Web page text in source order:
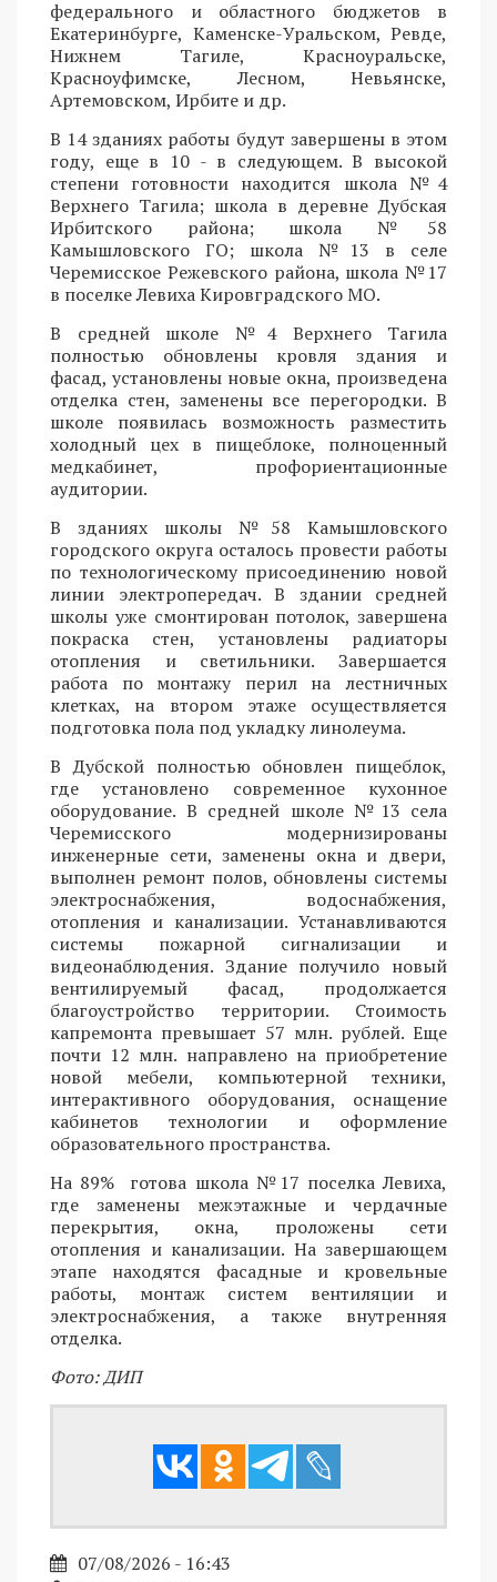
федерального и областного бюджетов в
Екатеринбурге, Каменске-Уральском, Ревде,
Нижнем Тагиле, Красноуральске,
Красноуфимске, Лесном, Невьянске,
Артемовском, Ирбите и др.
В 14 зданиях работы будут завершены в этом
году, еще в 10 - в следующем. В высокой
степени готовности находится школа №4
Верхнего Тагила; школа в деревне Дубская
Ирбитского района; школа №58
Камышловского ГО; школа №13 в селе
Черемисское Режевского района, школа №17
в поселке Левиха Кировградского МО.
В средней школе №4 Верхнего Тагила
полностью обновлены кровля здания и
фасад, установлены новые окна, произведена
отделка стен, заменены все перегородки. В
школе появилась возможность разместить
холодный цех в пищеблоке, полноценный
медкабинет, профориентационные
аудитории.
В зданиях школы №58 Камышловского
городского округа осталось провести работы
по технологическому присоединению новой
линии электропередач. В здании средней
школы уже смонтирован потолок, завершена
покраска стен, установлены радиаторы
отопления и светильники. Завершается
работа по монтажу перил на лестничных
клетках, на втором этаже осуществляется
подготовка пола под укладку линолеума.
В Дубской полностью обновлен пищеблок,
где установлено современное кухонное
оборудование. В средней школе №13 села
Черемисского модернизированы
инженерные сети, заменены окна и двери,
выполнен ремонт полов, обновлены системы
электроснабжения, водоснабжения,
отопления и канализации. Устанавливаются
системы пожарной сигнализации и
видеонаблюдения. Здание получило новый
вентилируемый фасад, продолжается
благоустройство территории. Стоимость
капремонта превышает 57 млн. рублей. Еще
почти 12 млн. направлено на приобретение
новой мебели, компьютерной техники,
интерактивного оборудования, оснащение
кабинетов технологии и оформление
образовательного пространства.
На 89% готова школа №17 поселка Левиха,
где заменены межэтажные и чердачные
перекрытия, окна, проложены сети
отопления и канализации. На завершающем
этапе находятся фасадные и кровельные
работы, монтаж систем вентиляции и
электроснабжения, а также внутренняя
отделка.
Фото: ДИП
07/08/2026 - 16:43